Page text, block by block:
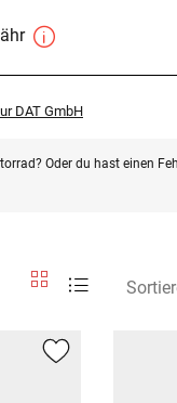
DAT GmbH
Oder du hast einen